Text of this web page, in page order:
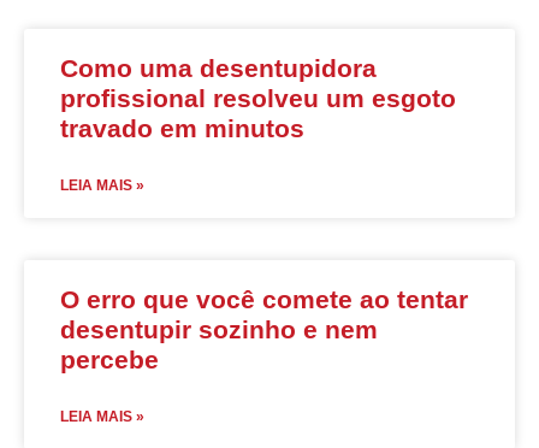
Como uma desentupidora
profissional resolveu um esgoto
travado em minutos
LEIA MAIS »
O erro que você comete ao tentar
desentupir sozinho e nem
percebe
LEIA MAIS »